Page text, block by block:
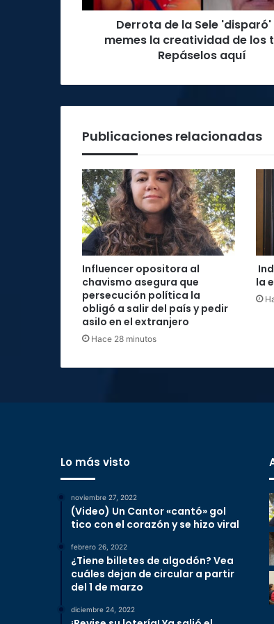
creatividad
aquí
Derrota de la Sele 'disparó'
memes la creatividad de los
Repáselos aquí
Publicaciones relacionadas
Influencer opositora al
chavismo asegura que
persecución política la
obligó a salir del país y pedir
asilo en el extranjero
Hace 28 minutos
la
Lo más visto
noviembre 27, 2022
(Video) Un Cantor «cantó» gol
tico con el corazón y se hizo viral
febrero 26, 2022
¿Tiene billetes de algodón? Vea
cuáles dejan de circular a partir
del 1 de marzo
diciembre 24, 2022